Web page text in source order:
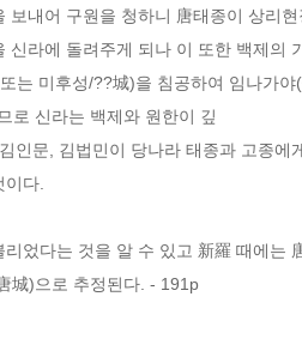
보내어 구원을 청하니 唐태종이 상리
신라에 돌려주게 되나 이 또한 백제의
는 미후성/??城)을 침공하여 임나가
로 신라는 백제와 원한이 깊
인문, 김법민이 당나라 태종과 고종
다.
었다는 것을 알 수 있고 新羅 때에는
城)으로 추정된다. - 191p